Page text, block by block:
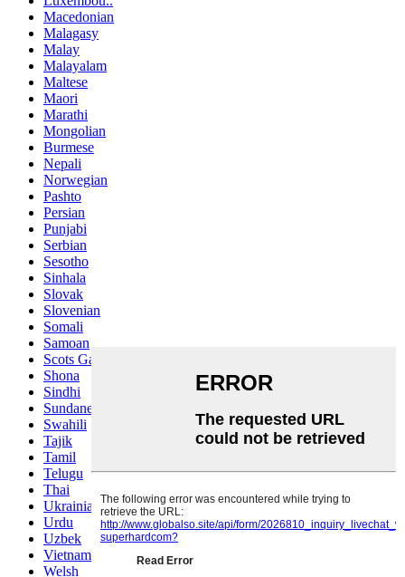
Macedonian
Malagasy
Malay
Malayalam
Maltese
Maori
Marathi
Mongolian
Burmese
Nepali
Norwegian
Pashto
Persian
Punjabi
Serbian
Sesotho
Sinhala
Slovak
Slovenian
Somali
Samoan
Scots Gaelic
Shona
Sindhi
Sundanese
Swahili
Tajik
Tamil
Telugu
Thai
Ukrainian
Urdu
Uzbek
Vietnamese
Welsh